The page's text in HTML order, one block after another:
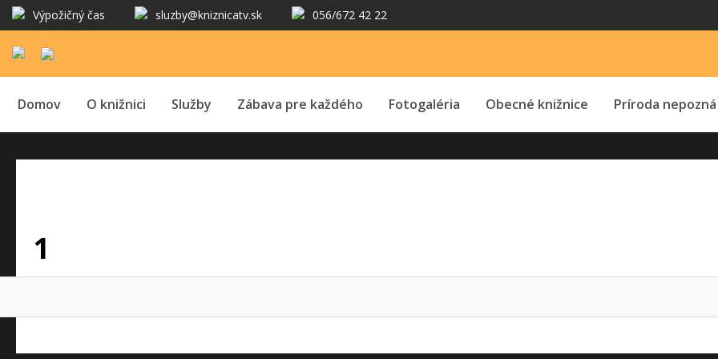
Výpožičný čas sluzby@kniznicatv.sk 056/672 42 22
Domov O knižnici Služby Zábava pre každého Fotogaléria Obecné knižnice Príroda
1